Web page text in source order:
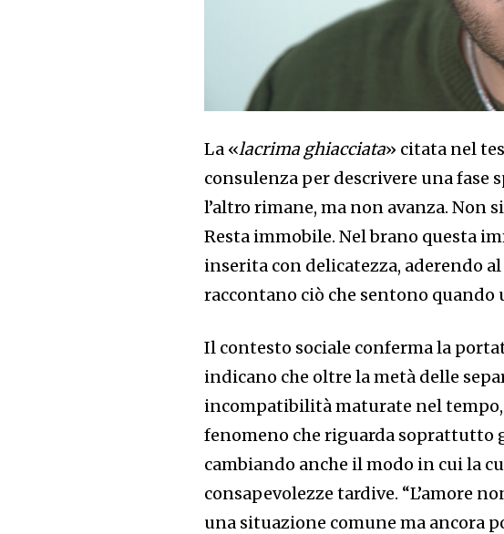
La «lacrima ghiacciata» citata nel
consulenza per descrivere una
l’altro rimane, ma non avanza. Non
Resta immobile. Nel brano questa
inserita con delicatezza, aderendo
raccontano ciò che sentono
Il contesto sociale conferma la
indicano che oltre la metà delle
incompatibilità maturate nel
fenomeno che riguarda soprattutto
cambiando anche il modo in cui la
consapevolezze tardive. “L’amore
una situazione comune ma ancora